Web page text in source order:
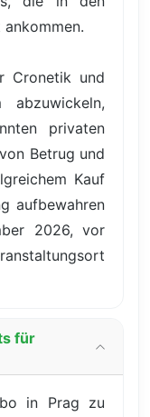
Cronetik und
abzuwickeln,
privaten
Betrug und
Kauf
aufbewahren
2026, vor
für
in Prag zu